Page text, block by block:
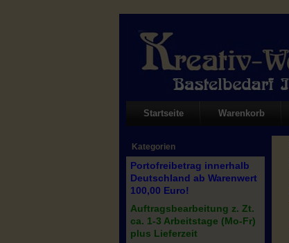
Startseite Warenkorb
Kategorien
Portofreibetrag innerhalb
Deutschland ab Warenwert
100,00 Euro!
Auftragsbearbeitung z. Zt.
ca. 1-3 Arbeitstage (Mo-Fr)
plus Lieferzeit